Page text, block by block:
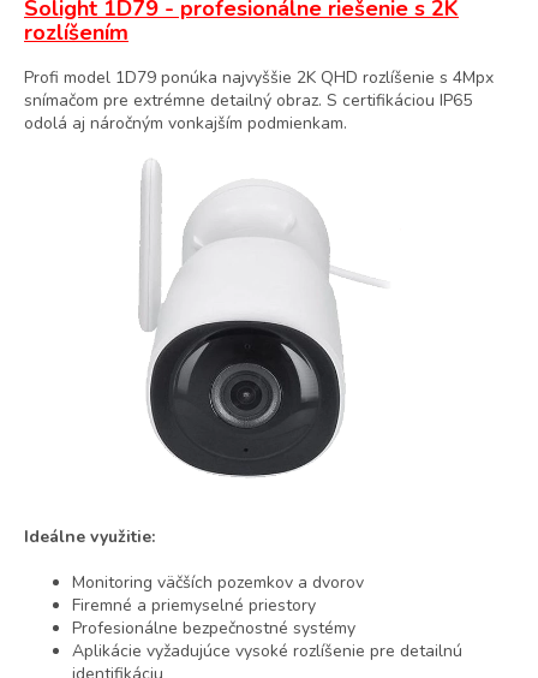
Solight 1D79 - profesionálne riešenie s 2K
rozlíšením
Profi model 1D79 ponúka najvyššie 2K QHD rozlíšenie s 4Mpx
snímačom pre extrémne detailný obraz. S certifikáciou IP65
odolá aj náročným vonkajším podmienkam.
Ideálne využitie:
Monitoring väčších pozemkov a dvorov
Firemné a priemyselné priestory
Profesionálne bezpečnostné systémy
Aplikácie vyžadujúce vysoké rozlíšenie pre detailnú